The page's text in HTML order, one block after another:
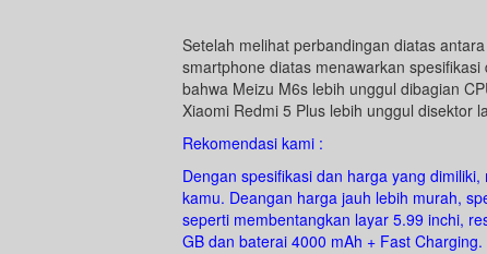
Setelah melihat perbandingan diatas
smartphone diatas menawarkan
bahwa Meizu M6s lebih unggul dibagian
Xiaomi Redmi 5 Plus lebih unggul disektor
Rekomendasi kami :
Dengan spesifikasi dan harga yang
kamu. Deangan harga jauh lebih murah,
seperti membentangkan layar 5.99 inchi,
GB dan baterai 4000 mAh + Fast Charging.